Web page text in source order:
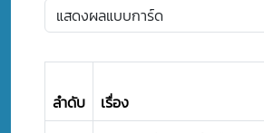
ลำดับ เรื่อง